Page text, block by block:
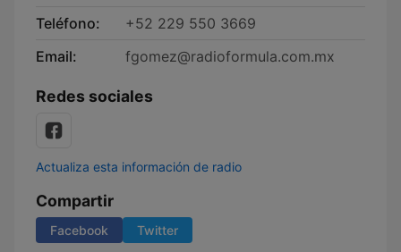
Teléfono:
+52 229 550 3669
Email:
fgomez@radioformula.com.mx
Redes sociales
Actualiza esta información de radio
Compartir
Facebook Twitter